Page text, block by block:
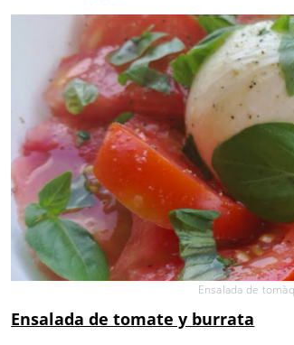
Ensalada de
Ensalada de tomate y burrata